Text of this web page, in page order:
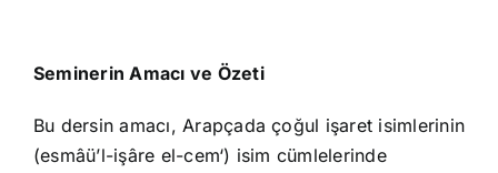
İletişim
Seminerin Amacı ve Özeti
Bu dersin amacı, Arapçada çoğul işaret isimlerinin
(esmâü’l-işâre el-cem‘) isim cümlelerinde